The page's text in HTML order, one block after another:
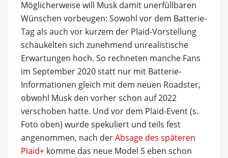
Möglicherweise will Musk damit unerfüllbaren
Wünschen vorbeugen: Sowohl vor dem Batterie-
Tag als auch vor kurzem der Plaid-Vorstellung
schaukelten sich zunehmend unrealistische
Erwartungen hoch. So rechneten manche Fans
im September 2020 statt nur mit Batterie-
Informationen gleich mit dem neuen Roadster,
obwohl Musk den vorher schon auf 2022
verschoben hatte. Und vor dem Plaid-Event (s.
Foto oben) wurde spekuliert und teils fest
angenommen, nach derAbsage des späteren
Plaid+komme das neue Model S eben schon